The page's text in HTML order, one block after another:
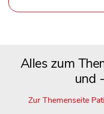
Alles zum
und
Zur Themenseite